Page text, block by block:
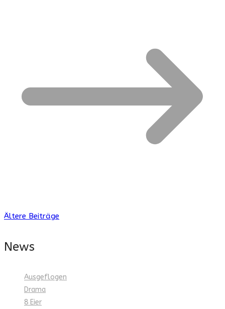
Beitragsnavigation
Ältere Beiträge
News
Ausgeflogen
Drama
8 Eier